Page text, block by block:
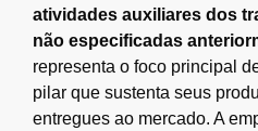
atividades auxiliares dos
não especificadas
representa o foco principal
pilar que sustenta seus
entregues ao mercado. A